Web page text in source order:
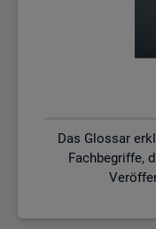
Das Glossar
Fachbegriffe,